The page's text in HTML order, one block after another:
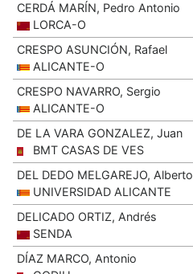
CERDÁ MARÍN, Pedro Antonio
LORCA-O
CRESPO ASUNCIÓN, Rafael
ALICANTE-O
CRESPO NAVARRO, Sergio
ALICANTE-O
DE LA VARA GONZALEZ, Juan
BMT CASAS DE VES
DEL DEDO MELGAREJO, Alberto
UNIVERSIDAD ALICANTE
DELICADO ORTIZ, Andrés
SENDA
DÍAZ MARCO, Antonio